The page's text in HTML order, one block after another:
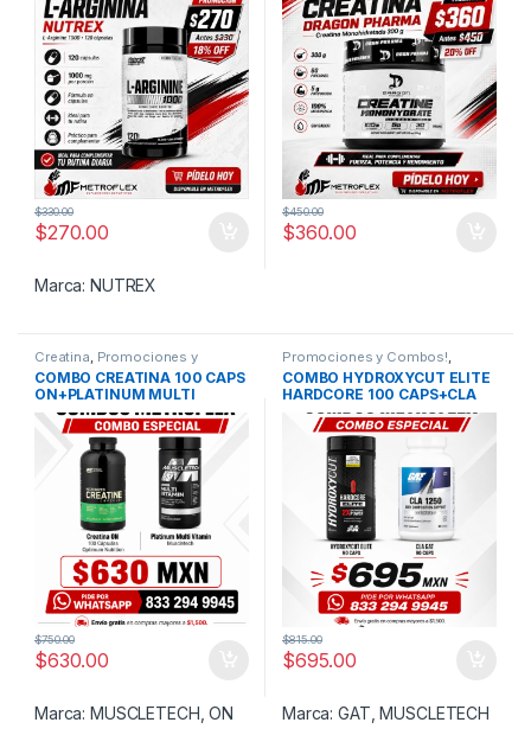
$270.00
$330.00
Marca:NUTREX
$360.00
$450.00
Creatina Promociones y
Combos! ,Vitaminas
COMBO CREATINA 100 CAPS
ON+PLATINUM MULTI
VITAMIN 90 TAB
$630.00
$750.00
Marca:MUSCLETECH ,ON
Promociones y Combos!
Quemadores, Vitaminas
COMBO HYDROXYCUT ELITE
HARDCORE 100 CAPS+CLA
1250 90 CAPS GAT
$695.00
$815.00
Marca:GAT ,MUSCLETECH